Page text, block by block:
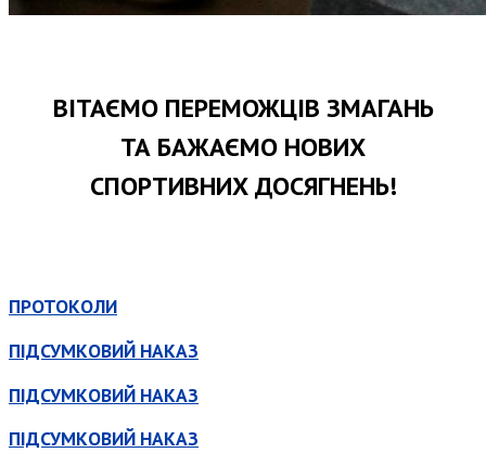
ВІТАЄМО ПЕРЕМОЖЦІВ ЗМАГАНЬ
ТА БАЖАЄМО НОВИХ
СПОРТИВНИХ ДОСЯГНЕНЬ!
ПРОТОКОЛИ
ПІДСУМКОВИЙ НАКАЗ
ПІДСУМКОВИЙ НАКАЗ
ПІДСУМКОВИЙ НАКАЗ